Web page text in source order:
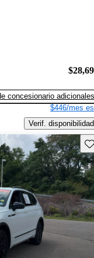
concesionario adicionales
$446/mes
Verif. disponibilidad